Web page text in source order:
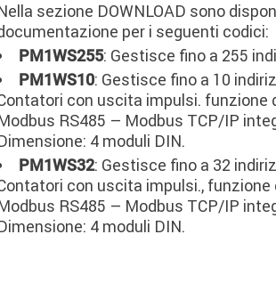
sezione DOWNLOAD sono
per i seguenti codici:
PM1WS255: Gestisce fino a 255
PM1WS10: Gestisce fino a 10
con uscita impulsi. funzione
RS485 – Modbus TCP/IP
4 moduli DIN.
PM1WS32: Gestisce fino a 32
con uscita impulsi., funzione
RS485 – Modbus TCP/IP
4 moduli DIN.